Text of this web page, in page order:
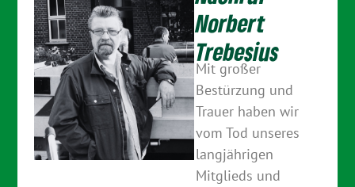
Norbert
Trebesius
Mit großer
Bestürzung und
Trauer haben wir
vom Tod unseres
langjährigen
Mitglieds und